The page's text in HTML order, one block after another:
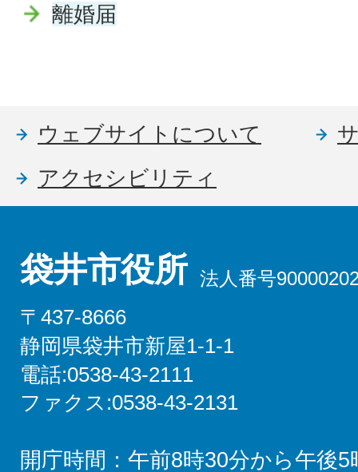
離婚届
ウェブサイトについて
アクセシビリティ
袋井市役所 法人番号
〒437-8666
静岡県袋井市新屋1-1-1
電話:0538-43-2111
ファクス:0538-43-2131
開庁時間：午前8時30分から午後5